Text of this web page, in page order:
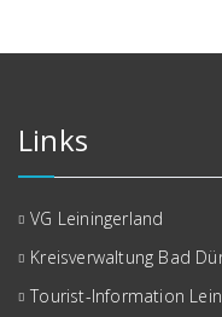
Links
VG Leiningerland
Kreisverwaltung Bad
Tourist-Information